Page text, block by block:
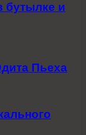
бутылке и
Пьеха